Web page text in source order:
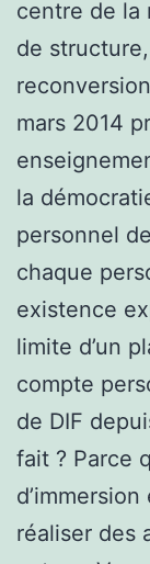
centre de la
de
mars 2014
la
personnel
chaque
existence
limite d’un
compte
de DIF
fait ? Parce
réaliser des